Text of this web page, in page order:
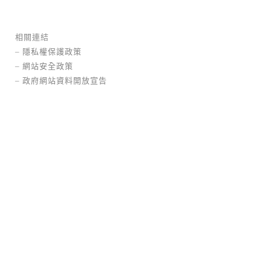
通用直升機...
相關連結
– 隱私權保護政策
– 網站安全政策
– 政府網站資料開放宣告